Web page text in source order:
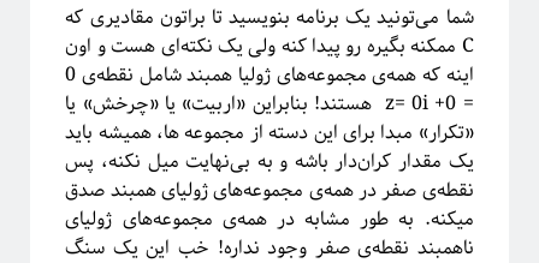
پشت‌پرده نجوم
شما می‌تونید یک برنامه بنویسید تا براتون مقادیری که
C ممکنه بگیره رو پیدا کنه ولی یک نکته‌ای هست و اون
اینه که همه‌ی مجموعه‌های ژولیا همبند شامل نقطه‌ی 0
= 0+ z= 0i هستند! بنابراین «اربیت» یا «چرخش» یا
«تکرار» مبدا برای این دسته از مجموعه ها، همیشه باید
یک مقدار کران‌دار باشه و به بی‌نهایت میل نکنه، پس
نقطه‌ی صفر در همه‌ی مجموعه‌های ژولیای همبند صدق
میکنه. به طور مشابه در همه‌ی مجموعه‌های ژولیای
ناهمبند نقطه‌ی صفر وجود نداره! خب این یک سنگ